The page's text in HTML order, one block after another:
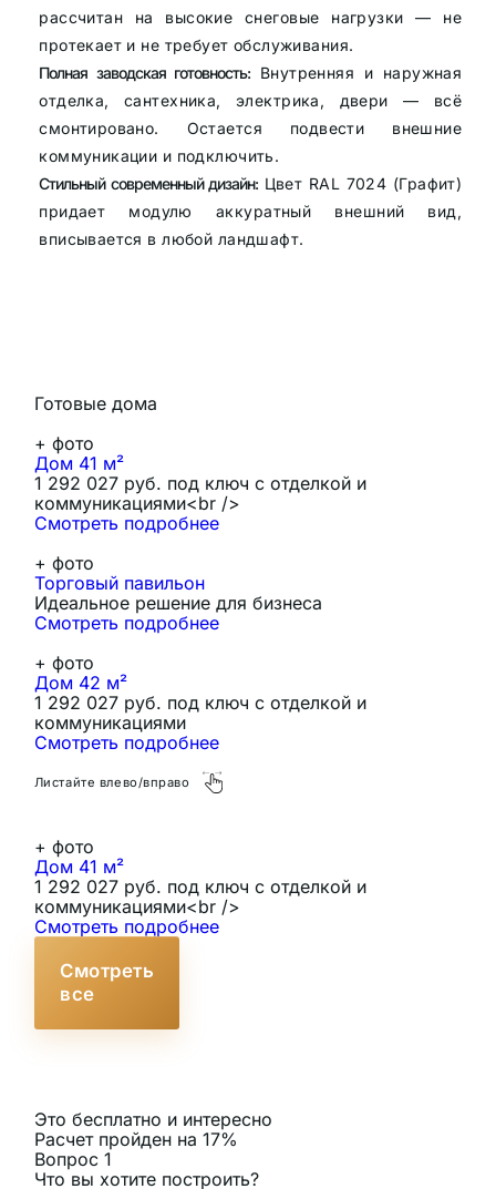
рассчитан на высокие снеговые нагрузки — не
протекает и не требует обслуживания.
Полная заводская готовность: Внутренняя и наружная
отделка, сантехника, электрика, двери — всё
смонтировано. Остается подвести внешние
коммуникации и подключить.
Стильный современный дизайн: Цвет RAL 7024 (Графит)
придает модулю аккуратный внешний вид,
вписывается в любой ландшафт.
Готовые дома
+ фото
Дом 41 м²
1 292 027 руб. под ключ с отделкой и
коммуникациями<br />
Смотреть подробнее
+ фото
Торговый павильон
Идеальное решение для бизнеса
Смотреть подробнее
+ фото
Дом 42 м²
1 292 027 руб. под ключ с отделкой и
коммуникациями
Смотреть подробнее
Листайте влево/вправо
+ фото
Дом 41 м²
1 292 027 руб. под ключ с отделкой и
коммуникациями<br />
Смотреть подробнее
Смотреть
все
Это бесплатно и интересно
Расчет пройден на 17%
Вопрос 1
Что вы хотите построить?